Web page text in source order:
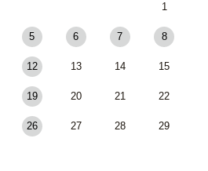
1
5 6 7 8
12 13 14 15
19 20 21 22
26 27 28 29